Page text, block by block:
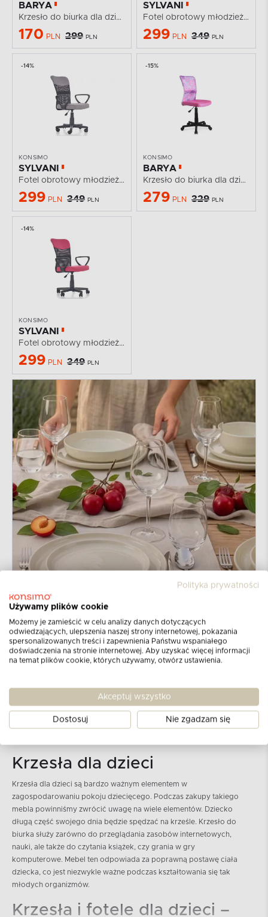
BARYA
Krzesło do biurka dla dzieci obrotowe zielone
170 PLN 299 PLN
SYLVANI
Fotel obrotowy młodzieżowy zielony
299 PLN 349 PLN
-14%
KONSIMO
SYLVANI
Fotel obrotowy młodzieżowy szary
299 PLN 349 PLN
-15%
KONSIMO
BARYA
Krzesło do biurka dla dzieci obrotowe różowe
279 PLN 329 PLN
-14%
KONSIMO
SYLVANI
Fotel obrotowy młodzieżowy różowy
299 PLN 349 PLN
Krzesła dla dzieci
Krzesła dla dzieci są bardzo ważnym elementem w
zagospodarowaniu pokoju dziecięcego. Podczas zakupy takiego
mebla powinniśmy zwrócić uwagę na wiele elementów. Dziecko
długą część swojego dnia będzie spędzać na krześle. Krzesło do
biurka służy zarówno do przeglądania zasobów internetowych,
nauki, ale także do czytania książek, czy grania w gry
komputerowe. Mebel ten odpowiada za poprawną postawę ciała
dziecka, co jest niezwykle ważne podczas kształtowania się tak
młodych organizmów.
Krzesła i fotele dla dzieci –
Polityka prywatności
Używamy plików cookie
Możemy je zamieścić w celu analizy danych dotyczących
odwiedzających, ulepszenia naszej strony internetowej, pokazania
spersonalizowanych treści i zapewnienia Państwu wspaniałego
doświadczenia na stronie internetowej. Aby uzyskać więcej informacji
na temat plików cookie, których używamy, otwórz ustawienia.
Akceptuj wszystko
Dostosuj Nie zgadzam się